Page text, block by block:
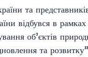
та
відбувся в рамках
об’єктів
та